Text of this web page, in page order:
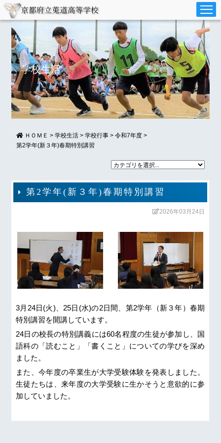
学校生活
ＨＯＭＥ > 学校生活 > 学校行事 > 令和7年度 >
第2学年(新３年)春期特別講習
第2学年(新３年)春期特別講習
2026年03月24日
3月 24日 (火)、 25日 (水)の2日間、第2学年（新３年）春期
特別講習を開講しています。
24日の校長の特別講義には60名程度の生徒が参加し、国
語科の「読むこと」「書くこと」についての学びを深め
ました。
また、今年度の卒業生が大学受験体験を発表しました。
生徒たちは、来年度の大学受験に生かそうと意欲的に参
加していました。